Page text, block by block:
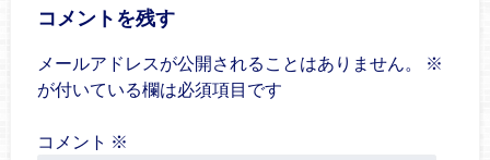
コメントを残す
メールアドレスが公開されることはありません。
※
が付いている欄は必須項目です
コメント ※